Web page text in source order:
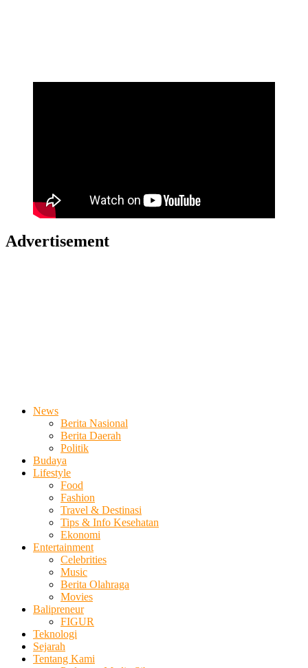
Advertisement
News
Berita Nasional
Berita Daerah
Politik
Budaya
Lifestyle
Food
Fashion
Travel & Destinasi
Tips & Info Kesehatan
Ekonomi
Entertainment
Celebrities
Music
Berita Olahraga
Movies
Balipreneur
FIGUR
Teknologi
Sejarah
Tentang Kami